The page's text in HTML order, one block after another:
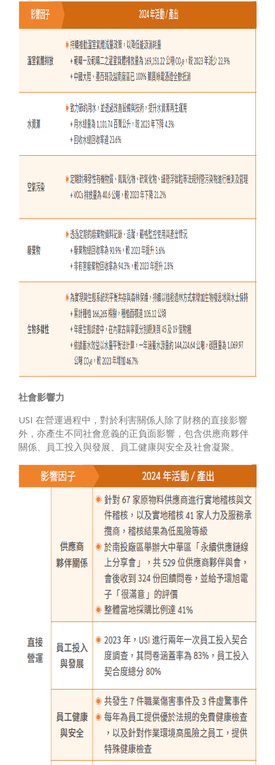
社會影響力
USI 在營運過程中，對於利害關係人除了財務的直接影響
外，亦產生不同社會意義的正負面影響，包含供應商夥伴
關係、員工投入與發展、員工健康與安全及社會凝聚。